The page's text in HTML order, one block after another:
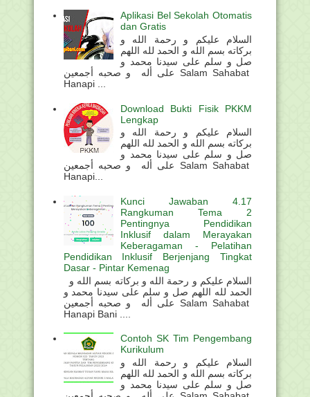
Aplikasi Bel Sekolah Otomatis
dan Gratis
السلام عليكم و رحمة الله و
بركاته بسم الله و الحمد لله اللهم
صل و سلم على سيدنا محمد و
على أله و صحبه أجمعين Salam Sahabat
Hanapi ...
Download Bukti Fisik PKKM
Lengkap
السلام عليكم و رحمة الله و
بركاته بسم الله و الحمد لله اللهم
صل و سلم على سيدنا محمد و
على أله و صحبه أجمعين Salam Sahabat
Hanapi...
Kunci Jawaban 4.17
Rangkuman Tema 2
Pentingnya Pendidikan
Inklusif dalam Merayakan
Keberagaman - Pelatihan
Pendidikan Inklusif Berjenjang Tingkat
Dasar - Pintar Kemenag
الحمد لله اللهم صل و سلم على سيدنا محمد و
على أله و صحبه أجمعين Salam Sahabat
Hanapi Bani ....
Contoh SK Tim Pengembang
Kurikulum
السلام عليكم و رحمة الله و
بركاته بسم الله و الحمد لله اللهم
صل و سلم على سيدنا محمد و